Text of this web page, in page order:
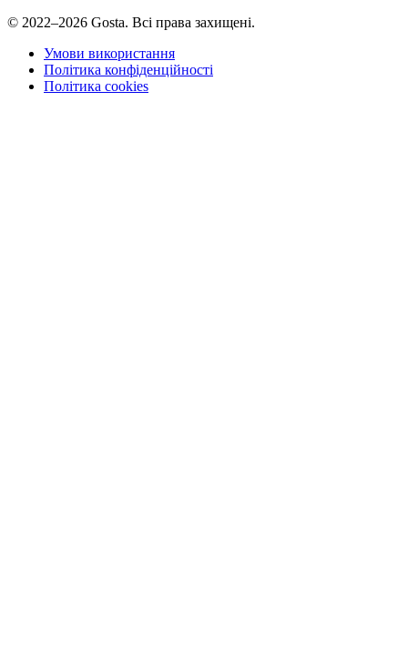
© 2022–2026 Gosta. Всі права захищені.
Умови використання
Політика конфіденційності
Політика cookies